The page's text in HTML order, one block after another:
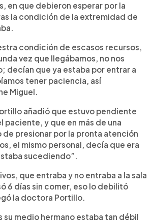
en que debieron esperar por la
la condición de la extremidad de
condición de escasos recursos,
vez que llegábamos, no nos
decían que ya estaba por entrar a
tener paciencia, así
Miguel.
añadió que estuvo pendiente
paciente, y que en más de una
presionar por la pronta atención
el mismo personal, decía que era
sucediendo”.
que entraba y no entraba a la sala
6 días sin comer, eso lo debilitó
la doctora Portillo.
su medio hermano estaba tan débil